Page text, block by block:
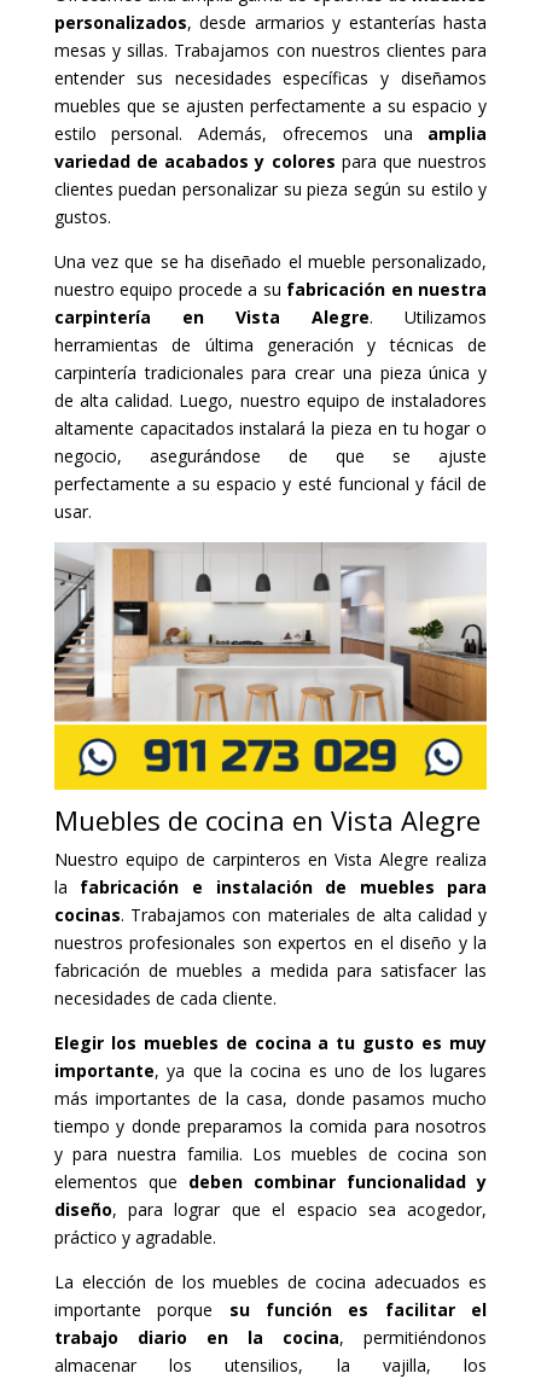
personalizados, desde armarios y estanterías hasta
mesas y sillas. Trabajamos con nuestros clientes para
entender sus necesidades específicas y diseñamos
muebles que se ajusten perfectamente a su espacio y
estilo personal. Además, ofrecemos una amplia
variedad de acabados y colores para que nuestros
clientes puedan personalizar su pieza según su estilo y
gustos.
Una vez que se ha diseñado el mueble personalizado,
nuestro equipo procede a su fabricación en nuestra
carpintería en Vista Alegre. Utilizamos
herramientas de última generación y técnicas de
carpintería tradicionales para crear una pieza única y
de alta calidad. Luego, nuestro equipo de instaladores
altamente capacitados instalará la pieza en tu hogar o
negocio, asegurándose de que se ajuste
perfectamente a su espacio y esté funcional y fácil de
usar.
Muebles de cocina en Vista Alegre
Nuestro equipo de carpinteros en Vista Alegre realiza
la fabricación e instalación de muebles para
cocinas. Trabajamos con materiales de alta calidad y
nuestros profesionales son expertos en el diseño y la
fabricación de muebles a medida para satisfacer las
necesidades de cada cliente.
Elegir los muebles de cocina a tu gusto es muy
importante, ya que la cocina es uno de los lugares
más importantes de la casa, donde pasamos mucho
tiempo y donde preparamos la comida para nosotros
y para nuestra familia. Los muebles de cocina son
elementos que deben combinar funcionalidad y
diseño, para lograr que el espacio sea acogedor,
práctico y agradable.
La elección de los muebles de cocina adecuados es
importante porque su función es facilitar el
trabajo diario en la cocina, permitiéndonos
almacenar los utensilios, la vajilla, los